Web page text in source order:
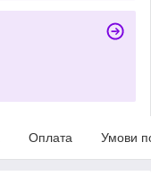
Оплата Умови